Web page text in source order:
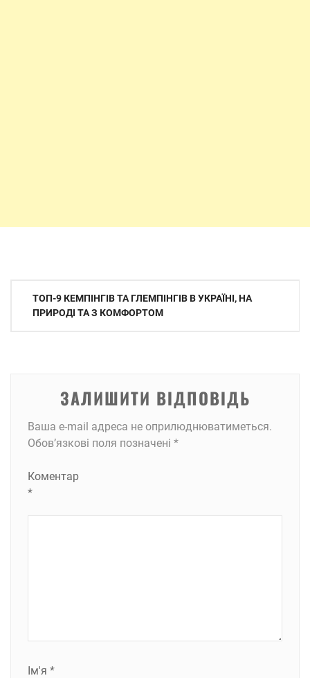
Навігація
записів
ТОП-9 КЕМПІНГІВ ТА ГЛЕМПІНГІВ В УКРАЇНІ, НА
ПРИРОДІ ТА З КОМФОРТОМ
ЗАЛИШИТИ ВІДПОВІДЬ
Ваша e-mail адреса не оприлюднюватиметься.
Обов’язкові поля позначені *
Коментар
*
Ім'я *